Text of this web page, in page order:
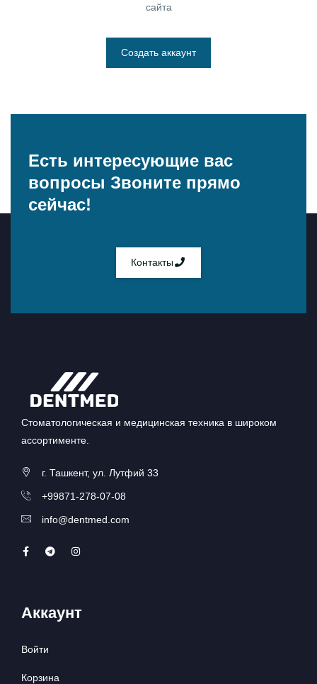
сайта
Создать аккаунт
Есть интересующие вас
вопросы Звоните прямо
сейчас!
Контакты
Стоматологическая и медицинская техника в широком
ассортименте.
г. Ташкент, ул. Лутфий 33
+99871-278-07-08
info@dentmed.com
Аккаунт
Войти
Корзина